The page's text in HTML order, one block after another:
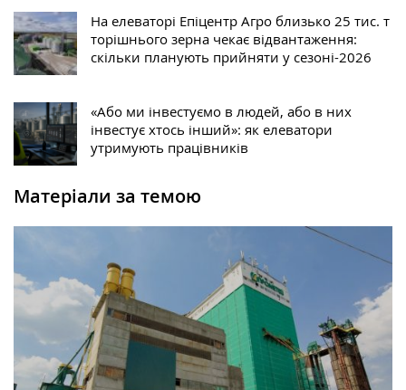
На елеваторі Епіцентр Агро близько 25 тис. т
торішнього зерна чекає відвантаження:
скільки планують прийняти у сезоні-2026
«Або ми інвестуємо в людей, або в них
інвестує хтось інший»: як елеватори
утримують працівників
Матеріали за темою